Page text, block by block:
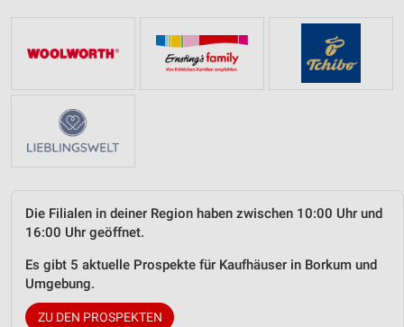
Die Filialen in deiner Region haben zwischen 10:00 Uhr und
16:00 Uhr geöffnet.
Es gibt 5 aktuelle Prospekte für Kaufhäuser in Borkum und
Umgebung.
ZU DEN PROSPEKTEN